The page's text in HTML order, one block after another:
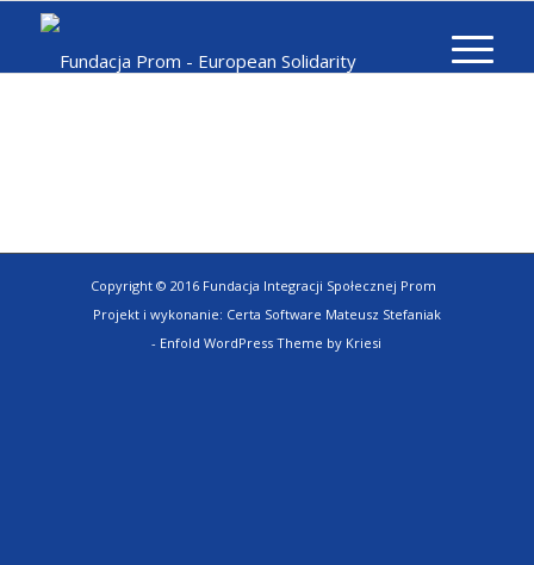
Copyright © 2016 Fundacja Integracji Społecznej Prom
Projekt i wykonanie: Certa Software Mateusz Stefaniak
- Enfold WordPress Theme by Kriesi